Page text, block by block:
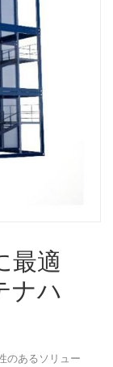
最適
ナハ
のあるソリュー